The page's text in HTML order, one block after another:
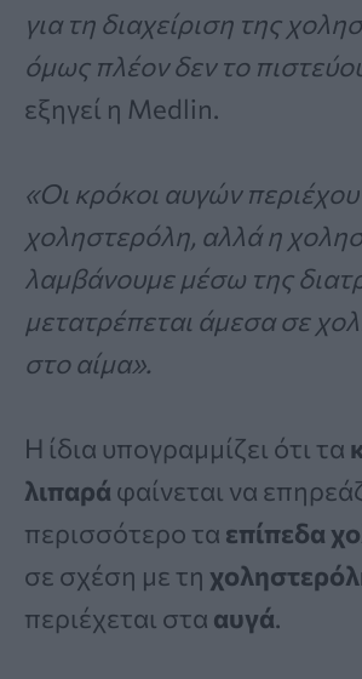
για τη διαχείριση της
όμως πλέον δεν το
εξηγεί η Medlin.
«Οι κρόκοι αυγών
χοληστερόλη, αλλά η
λαμβάνουμε μέσω της
μετατρέπεται άμεσα σε
στο αίμα».
Η ίδια υπογραμμίζει ότι τα
λιπαρά φαίνεται να
περισσότερο τα επίπεδα
σε σχέση με τη
περιέχεται στα αυγά.